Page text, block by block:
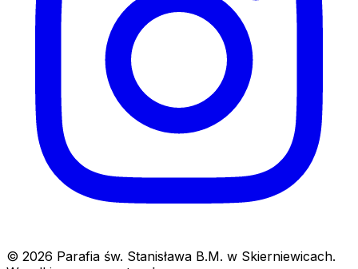
© 2026 Parafia św. Stanisława B.M. w Skierniewicach.